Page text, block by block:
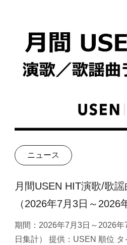
ニュース
月間USEN HIT演歌/歌
（2026年7月3日～2026
期間：2026年7月3日～2026
日集計） 提供：USEN 順位